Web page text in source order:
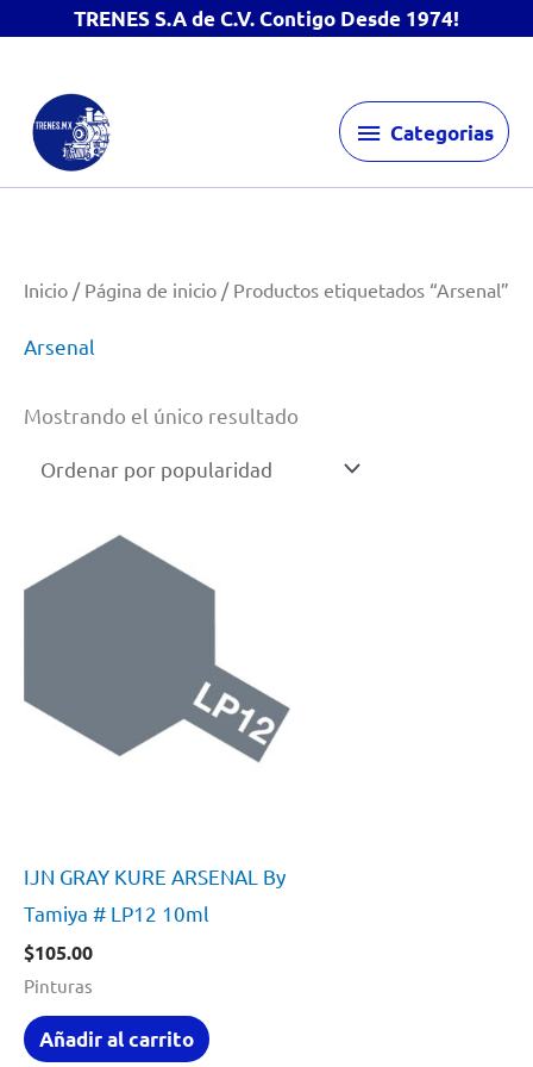
TRENES S.A de C.V. Contigo Desde 1974!
contenido
Categorias
Categorias
Inicio / Página de inicio / Productos etiquetados “Arsenal”
Arsenal
Mostrando el único resultado
IJN GRAY KURE ARSENAL By
Tamiya # LP12 10ml
$105.00
Pinturas
Añadir al carrito